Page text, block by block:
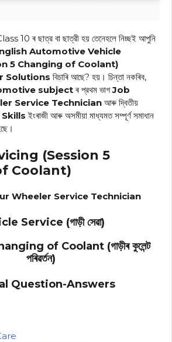
10 ৰ ছাত্র বা ছাত্রী হয় তেনেহলে নিচ্ছই আপুনি
Automotive Vehicle
5 Changing of Coolant)
Solutions বিচাৰি আছে? হয়। চিন্তা নকৰিব,
subjectৰ প্রথম ভাগJob
Service Technician আৰু দ্বিতীয়
ইংৰাজী আৰু অসমীয়া মাধ্যমত সম্পূৰ্ণ সমাধান
(Session 5
Coolant)
Wheeler Service Technician
Service (গাড়ী সেৱা)
of Coolant (গাড়ীৰ কুলেন্ট
পৰিৱৰ্তন)
Question-Answers